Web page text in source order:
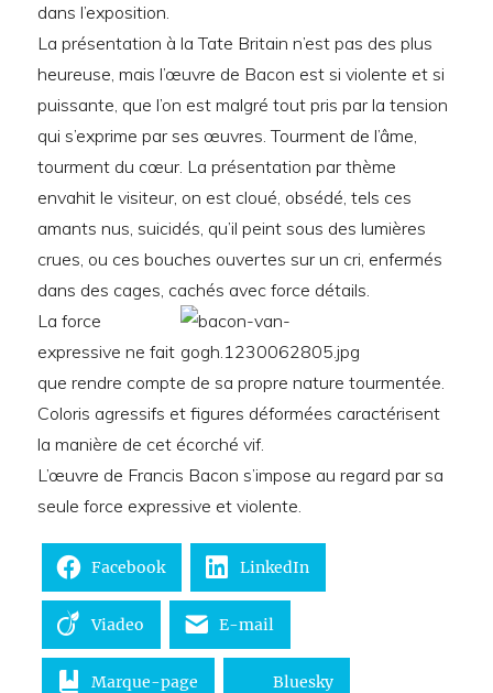
dans l’exposition.
La présentation à la Tate Britain n’est pas des plus
heureuse, mais l’œuvre de Bacon est si violente et si
puissante, que l’on est malgré tout pris par la tension
qui s’exprime par ses œuvres. Tourment de l’âme,
tourment du cœur. La présentation par thème
envahit le visiteur, on est cloué, obsédé, tels ces
amants nus, suicidés, qu’il peint sous des lumières
crues, ou ces bouches ouvertes sur un cri, enfermés
dans des cages, cachés avec force détails.
La force
expressive ne fait
que rendre compte de sa propre nature tourmentée.
Coloris agressifs et figures déformées caractérisent
la manière de cet écorché vif.
L’œuvre de Francis Bacon s’impose au regard par sa
seule force expressive et violente.
Facebook LinkedIn
Viadeo E-mail
Marque-page Bluesky